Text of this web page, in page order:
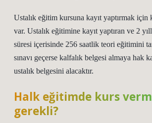
Ustalık eğitim kursuna kayıt yaptırmak için
var. Ustalık eğitimine kayıt yaptıran ve 2
süresi içerisinde 256 saatlik teori eğitimini
sınavı geçerse kalfalık belgesi almaya hak
ustalık belgesini alacaktır.
Halk eğitimde kurs
gerekli?